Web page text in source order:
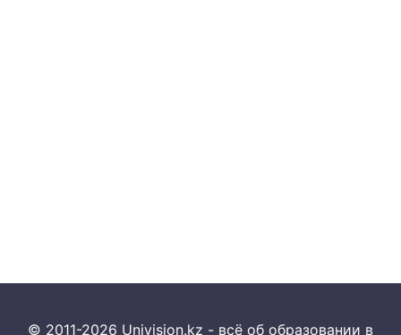
© 2011-2026 Univision.kz - всё об образовании в